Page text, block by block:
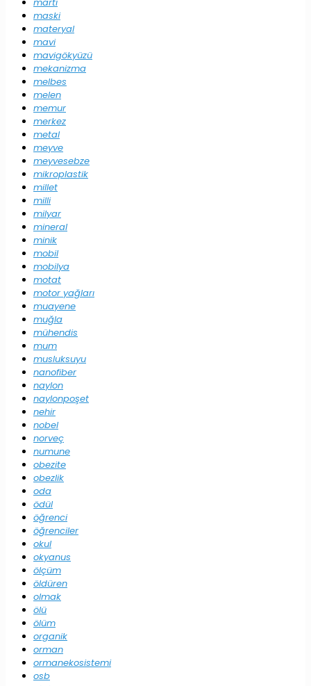
maski
materyal
mavi
mavigökyüzü
mekanizma
melbes
melen
memur
merkez
metal
meyve
meyvesebze
mikroplastik
millet
milli
milyar
mineral
minik
mobil
mobilya
motat
motor yağları
muayene
muğla
mühendis
mum
musluksuyu
nanofiber
naylon
naylonpoşet
nehir
nobel
norveç
numune
obezite
obezlik
oda
ödül
öğrenci
öğrenciler
okul
okyanus
ölçüm
öldüren
olmak
ölü
ölüm
organik
orman
ormanekosistemi
osb